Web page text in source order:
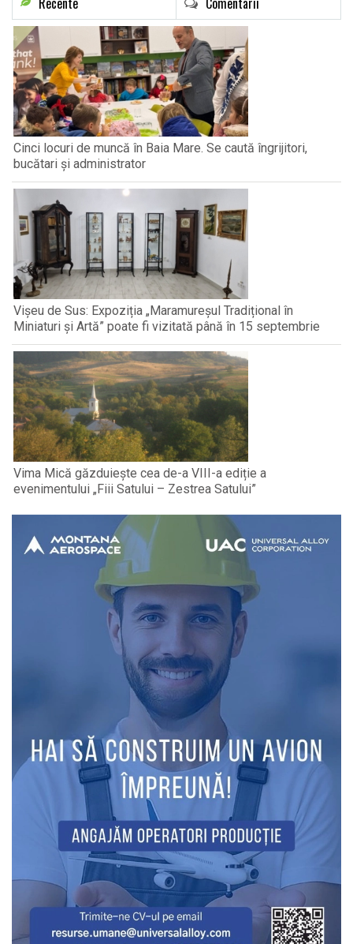
Cinci locuri de muncă în Baia Mare. Se caută îngrijitori,
bucătari și administrator
Vișeu de Sus: Expoziția „Maramureșul Tradițional în
Miniaturi și Artă” poate fi vizitată până în 15 septembrie
Vima Mică găzduiește cea de-a VIII-a ediție a
evenimentului „Fiii Satului – Zestrea Satului”